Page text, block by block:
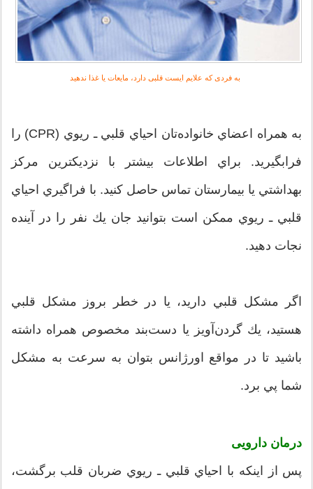
به‌ فردی كه‌ علايم‌ ايست‌ قلبی دارد، مايعات‌ يا غذا ندهيد
به‌ همراه‌ اعضاي‌ خانواده‌تان‌ احياي‌ قلبي‌ ـ ريوي‌ (CPR) را
فرابگيريد. براي‌ اطلاعات‌ بيشتر با نزديكترين‌ مركز
بهداشتي‌ يا بيمارستان‌ تماس‌ حاصل‌ كنيد. با فراگيري‌ احياي‌
قلبي‌ ـ ريوي‌ ممكن‌ است‌ بتوانيد جان‌ يك‌ نفر را در آينده‌
نجات‌ دهيد.
اگر مشكل‌ قلبي‌ داريد، يا در خطر بروز مشكل‌ قلبي‌
هستيد، يك‌ گردن‌آويز يا دست‌بند مخصوص‌ همراه‌ داشته‌
باشيد تا در مواقع‌ اورژانس‌ بتوان‌ به‌ سرعت‌ به‌ مشكل‌
شما پي‌ برد.
درمان دارویی
پس‌ از اينكه‌ با احياي‌ قلبي‌ ـ ريوي‌ ضربان‌ قلب‌ برگشت‌،